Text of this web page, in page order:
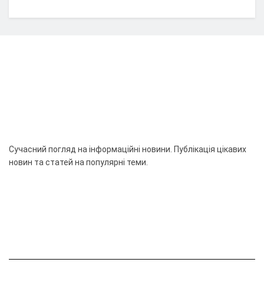
Сучасний погляд на інформаційні новини. Публікація цікавих
новин та статей на популярні теми.